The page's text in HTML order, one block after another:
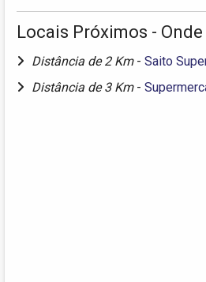
Locais Próximos - Onde
Distância de 2 Km - Saito
Distância de 3 Km -